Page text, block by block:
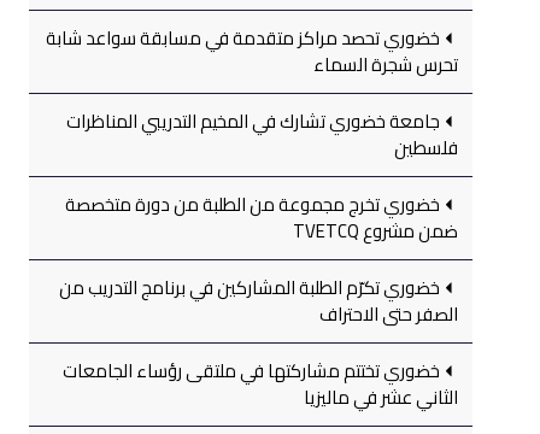
خضوري تحصد مراكز متقدمة في مسابقة سواعد شابة
تحرس شجرة السماء
جامعة خضوري تشارك في المخيم التدريبي المناظرات
فلسطين
خضوري تخرج مجموعة من الطلبة من دورة متخصصة
ضمن مشروع TVETCQ
خضوري تكرّم الطلبة المشاركين في برنامج التدريب من
الصفر حتى الاحتراف
خضوري تختتم مشاركتها في ملتقى رؤساء الجامعات
الثاني عشر في ماليزيا